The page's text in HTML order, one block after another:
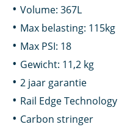
Volume: 367L
Max belasting: 115kg
Max PSI: 18
Gewicht: 11,2 kg
2 jaar garantie
Rail Edge Technology
Carbon stringer